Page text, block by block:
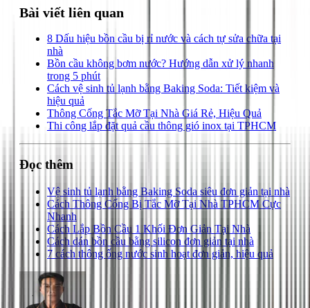
Bài viết liên quan
8 Dấu hiệu bồn cầu bị rỉ nước và cách tự sửa chữa tại
nhà
Bồn cầu không bơm nước? Hướng dẫn xử lý nhanh
trong 5 phút
Cách vệ sinh tủ lạnh bằng Baking Soda: Tiết kiệm và
hiệu quả
Thông Cống Tắc Mỡ Tại Nhà Giá Rẻ, Hiệu Quả
Thi công lắp đặt quả cầu thông gió inox tại TPHCM
Đọc thêm
Vệ sinh tủ lạnh bằng Baking Soda siêu đơn giản tại nhà
Cách Thông Cống Bị Tắc Mỡ Tại Nhà TPHCM Cực
Nhanh
Cách Lắp Bồn Cầu 1 Khối Đơn Giản Tại Nhà
Cách dán bồn cầu bằng silicon đơn giản tại nhà
7 cách thông ống nước sinh hoạt đơn giản, hiệu quả